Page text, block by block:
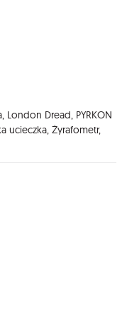
London Dread, PYRKON
ucieczka, Żyrafometr,